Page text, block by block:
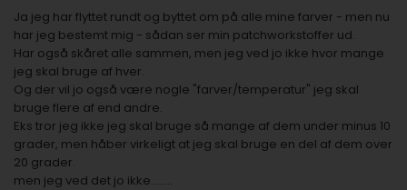
Ja jeg har flyttet rundt og byttet om på alle mine farver - men nu
har jeg bestemt mig - sådan ser min patchworkstoffer ud.
Har også skåret alle sammen, men jeg ved jo ikke hvor mange
jeg skal bruge af hver.
Og der vil jo også være nogle "farver/temperatur" jeg skal
bruge flere af end andre.
Eks tror jeg ikke jeg skal bruge så mange af dem under minus 10
grader, men håber virkeligt at jeg skal bruge en del af dem over
20 grader.
men jeg ved det jo ikke........